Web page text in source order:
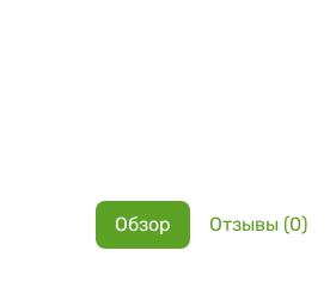
Обзор Отзывы (0)